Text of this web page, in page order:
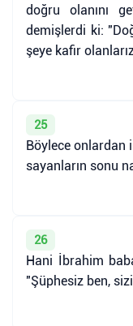
doğru olanını
demişlerdi ki:
şeye kafir
25
Böylece onlardan
sayanların sonu
26
Hani İbrahim
"Şüphesiz ben,